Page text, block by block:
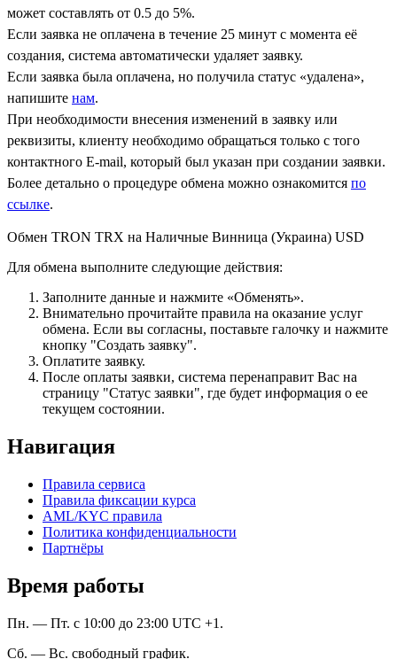
может составлять от 0.5 до 5%.
Если заявка не оплачена в течение 25 минут с момента её
создания, система автоматически удаляет заявку.
Если заявка была оплачена, но получила статус «удалена»,
напишите нам.
При необходимости внесения изменений в заявку или
реквизиты, клиенту необходимо обращаться только с того
контактного Е-mail, который был указан при создании заявки.
Более детально о процедуре обмена можно ознакомится по
ссылке.
Обмен TRON TRX на Наличные Винница (Украина) USD
Для обмена выполните следующие действия:
Заполните данные и нажмите «Обменять».
Внимательно прочитайте правила на оказание услуг
обмена. Если вы согласны, поставьте галочку и нажмите
кнопку "Создать заявку".
Оплатите заявку.
После оплаты заявки, система перенаправит Вас на
страницу "Статус заявки", где будет информация о ее
текущем состоянии.
Навигация
Правила сервиса
Правила фиксации курса
AML/KYC правила
Политика конфиденциальности
Партнёры
Время работы
Пн. — Пт. с 10:00 до 23:00 UTC +1.
Сб. — Вс. свободный график.